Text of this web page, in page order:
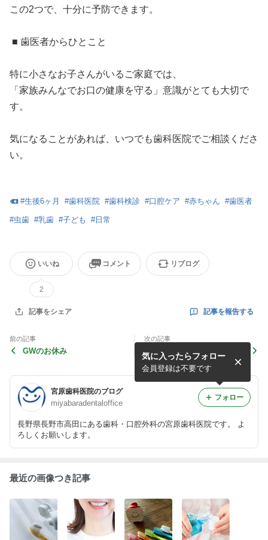
この2つで、十分に予防できます。
■ 歯医者からひとこと
特に小さなお子さんがいるご家庭では、
「家族みんなでお口の健康を守る」意識がとても大切で
す。
気になることがあれば、いつでも歯科医院でご相談くださ
い。
#生後6ヶ月 #歯科医院 #歯科検診 #口腔ケア #赤ちゃん #歯医者
#虫歯 #乳歯 #子ども #日常
いいね
2
コメント リブログ
記事をシェア 記事を報告する
前の記事
GWのお休み
次の記事
歯ぎしり・食いしばりの原因
と対策
宮原歯科医院のブログ
miyabaradentaloffice
長野県長野市高田にある歯科・口腔外科の宮原歯科医院です。 よ
ろしくお願いします。
気に入ったらフォロー
会員登録は不要です
フォロー
最近の画像つき記事